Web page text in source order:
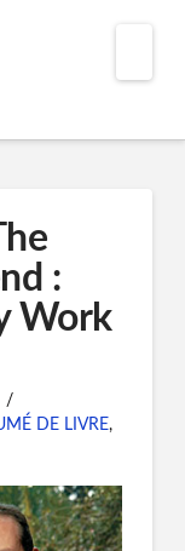
:
Work
DE LIVRE,